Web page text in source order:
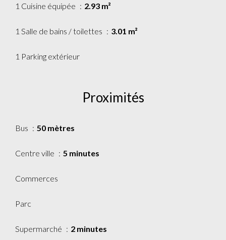
1 Cuisine équipée 2.93 m²
1 Salle de bains / toilettes 3.01 m²
1 Parking extérieur
Proximités
Bus 50 mètres
Centre ville 5 minutes
Commerces
Parc
Supermarché 2 minutes